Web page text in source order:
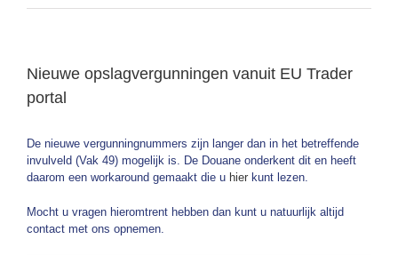
Nieuwe opslagvergunningen vanuit EU Trader
portal
De nieuwe vergunningnummers zijn langer dan in het betreffende
invulveld (Vak 49) mogelijk is. De Douane onderkent dit en heeft
daarom een workaround gemaakt die u hier kunt lezen.
Mocht u vragen hieromtrent hebben dan kunt u natuurlijk altijd
contact met ons opnemen.